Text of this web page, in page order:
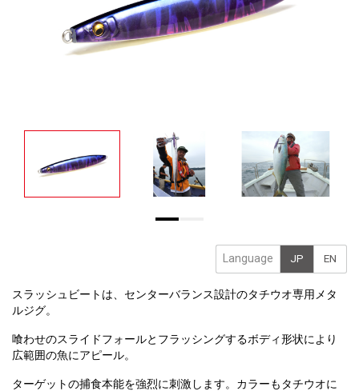
Language JP EN
スラッシュビートは、センターバランス設計のタチウオ専用メタ
ルジグ。
喰わせのスライドフォールとフラッシングするボディ形状により
広範囲の魚にアピール。
ターゲットの捕食本能を強烈に刺激します。カラーもタチウオに